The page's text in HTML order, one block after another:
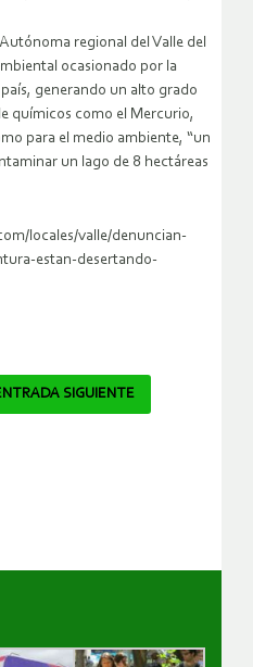
regional del Valle del
ocasionado por la
generando un alto grado
químicos como el Mercurio,
para el medio ambiente, “un
un lago de 8 hectáreas
locales/valle/denuncian-
estan-desertando-
SIGUIENTE